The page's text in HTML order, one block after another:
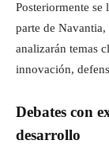
Posteriormente se
parte de
analizarán temas
innovación,
Debates con
desarrollo